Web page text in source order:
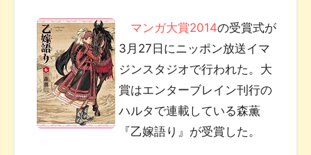
マンガ大賞2014の受賞式が
3月27日にニッポン放送イマ
ジンスタジオで行われた。大
賞はエンターブレイン刊行の
ハルタで連載している森薫
『乙嫁語り』が受賞した。